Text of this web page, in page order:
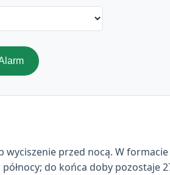
przed nocą. W
do końca doby pozostaje